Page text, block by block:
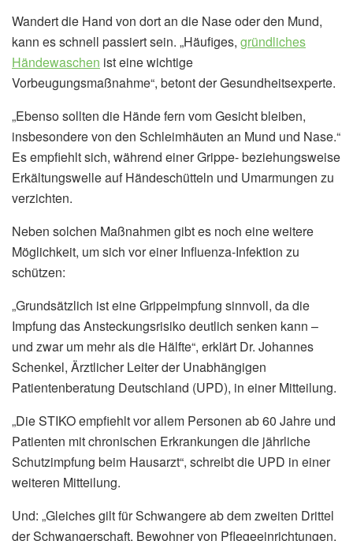
Wandert die Hand von dort an die Nase oder den Mund,
kann es schnell passiert sein. „Häufiges, gründliches
Händewaschen ist eine wichtige
Vorbeugungsmaßnahme“, betont der Gesundheitsexperte.
„Ebenso sollten die Hände fern vom Gesicht bleiben,
insbesondere von den Schleimhäuten an Mund und Nase.“
Es empfiehlt sich, während einer Grippe- beziehungsweise
Erkältungswelle auf Händeschütteln und Umarmungen zu
verzichten.
Neben solchen Maßnahmen gibt es noch eine weitere
Möglichkeit, um sich vor einer Influenza-Infektion zu
schützen:
„Grundsätzlich ist eine Grippeimpfung sinnvoll, da die
Impfung das Ansteckungsrisiko deutlich senken kann –
und zwar um mehr als die Hälfte“, erklärt Dr. Johannes
Schenkel, Ärztlicher Leiter der Unabhängigen
Patientenberatung Deutschland (UPD), in einer Mitteilung.
„Die STIKO empfiehlt vor allem Personen ab 60 Jahre und
Patienten mit chronischen Erkrankungen die jährliche
Schutzimpfung beim Hausarzt“, schreibt die UPD in einer
weiteren Mitteilung.
Und: „Gleiches gilt für Schwangere ab dem zweiten Drittel
der Schwangerschaft, Bewohner von Pflegeeinrichtungen,